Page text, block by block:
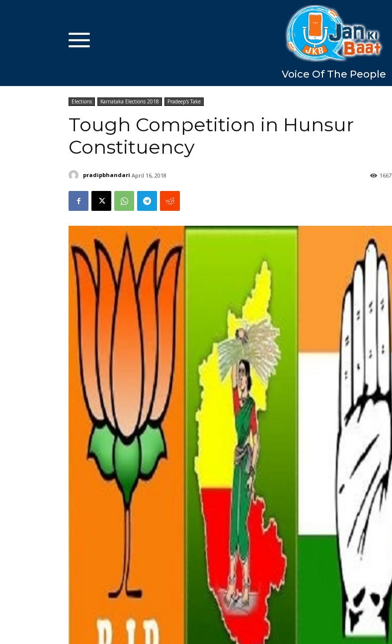
Voice Of The People
Elections Karnataka Elections 2018 Pradeep's Take
Tough Competition in Hunsur
Constituency
pradipbhandari April 16, 2018 1667